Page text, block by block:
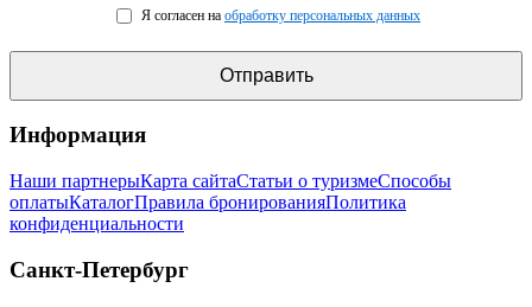
Я согласен на обработку персональных данных
Информация
Наши партнерыКарта сайтаСтатьи о туризмеСпособы
оплатыКаталогПравила бронированияПолитика
конфиденциальности
Санкт-Петербург